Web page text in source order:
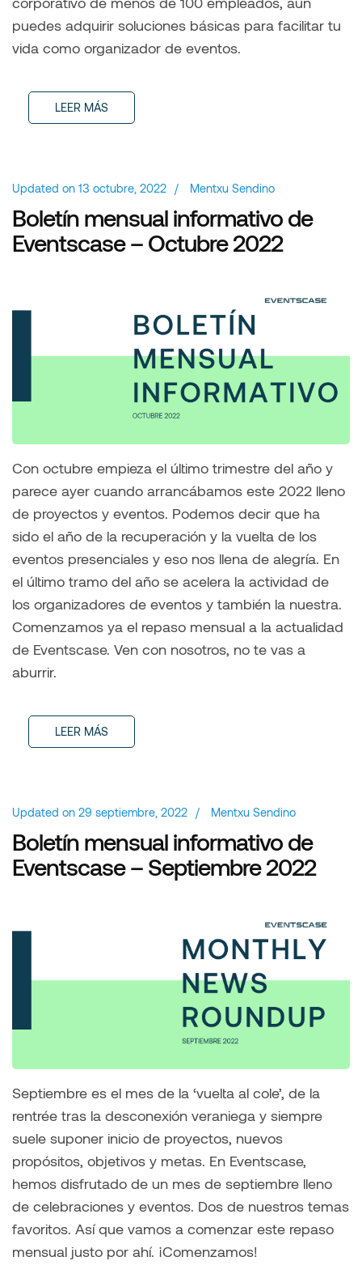
puedes adquirir soluciones básicas para facilitar tu
vida como organizador de eventos.
LEER MÁS
Updated on 13 octubre, 2022 / Mentxu Sendino
Boletín mensual informativo de
Eventscase – Octubre 2022
Con octubre empieza el último trimestre del año y
parece ayer cuando arrancábamos este 2022 lleno
de proyectos y eventos. Podemos decir que ha
sido el año de la recuperación y la vuelta de los
eventos presenciales y eso nos llena de alegría. En
el último tramo del año se acelera la actividad de
los organizadores de eventos y también la nuestra.
Comenzamos ya el repaso mensual a la actualidad
de Eventscase. Ven con nosotros, no te vas a
aburrir.
LEER MÁS
Updated on 29 septiembre, 2022 / Mentxu Sendino
Boletín mensual informativo de
Eventscase – Septiembre 2022
Septiembre es el mes de la ‘vuelta al cole’, de la
rentrée tras la desconexión veraniega y siempre
suele suponer inicio de proyectos, nuevos
propósitos, objetivos y metas. En Eventscase,
hemos disfrutado de un mes de septiembre lleno
de celebraciones y eventos. Dos de nuestros temas
favoritos. Así que vamos a comenzar este repaso
mensual justo por ahí. ¡Comenzamos!